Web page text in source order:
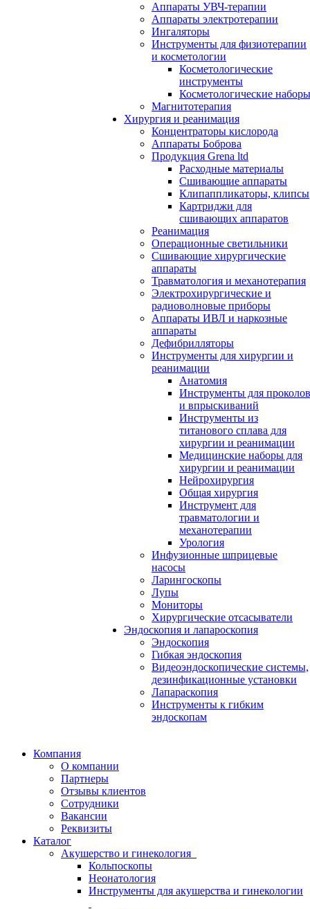
Аппараты УВЧ-терапии
Аппараты электротерапии
Ингаляторы
Инструменты для физиотерапии
и косметологии
Косметологические
инструменты
Косметологические наборы
Магнитотерапия
Хирургия и реанимация
Концентраторы кислорода
Аппараты Боброва
Продукция Grena ltd
Расходные материалы
Сшивающие аппараты
Клипаппликаторы, клипсы
Картриджи для
сшивающих аппаратов
Реанимация
Операционные светильники
Сшивающие хирургические
аппараты
Травматология и механотерапия
Электрохирургические и
радиоволновые приборы
Аппараты ИВЛ и наркозные
аппараты
Дефибрилляторы
Инструменты для хирургии и
реанимации
Анатомия
Инструменты для проколов
и впрыскиваний
Инструменты из
титанового сплава для
хирургии и реанимации
Медицинские наборы для
хирургии и реанимации
Нейрохирургия
Общая хирургия
Инструмент для
травматологии и
механотерапии
Урология
Инфузионные шприцевые
насосы
Ларингоскопы
Лупы
Мониторы
Хирургические отсасыватели
Эндоскопия и лапароскопия
Эндоскопия
Гибкая эндоскопия
Видеоэндоскопические системы,
дезинфикационные установки
Лапараскопия
Инструменты к гибким
эндоскопам
Компания
О компании
Партнеры
Отзывы клиентов
Сотрудники
Вакансии
Реквизиты
Каталог
Акушерство и гинекология
Кольпоскопы
Неонатология
Инструменты для акушерства и гинекологии